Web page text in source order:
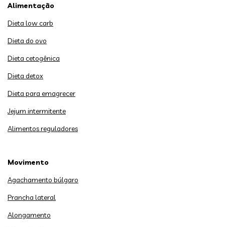
Alimentação
Dieta low carb
Dieta do ovo
Dieta cetogênica
Dieta detox
Dieta para emagrecer
Jejum intermitente
Alimentos reguladores
Movimento
Agachamento búlgaro
Prancha lateral
Alongamento